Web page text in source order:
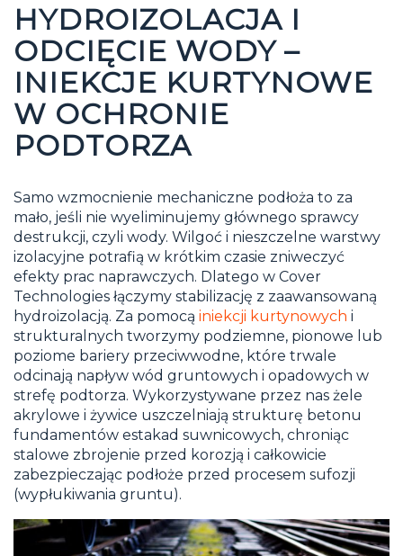
HYDROIZOLACJA I
ODCIĘCIE WODY –
INIEKCJE KURTYNOWE
W OCHRONIE
PODTORZA
Samo wzmocnienie mechaniczne podłoża to za
mało, jeśli nie wyeliminujemy głównego sprawcy
destrukcji, czyli wody. Wilgoć i nieszczelne warstwy
izolacyjne potrafią w krótkim czasie zniweczyć
efekty prac naprawczych. Dlatego w Cover
Technologies łączymy stabilizację z zaawansowaną
hydroizolacją. Za pomocą iniekcji kurtynowych i
strukturalnych tworzymy podziemne, pionowe lub
poziome bariery przeciwwodne, które trwale
odcinają napływ wód gruntowych i opadowych w
strefę podtorza. Wykorzystywane przez nas żele
akrylowe i żywice uszczelniają strukturę betonu
fundamentów estakad suwnicowych, chroniąc
stalowe zbrojenie przed korozją i całkowicie
zabezpieczając podłoże przed procesem sufozji
(wypłukiwania gruntu).